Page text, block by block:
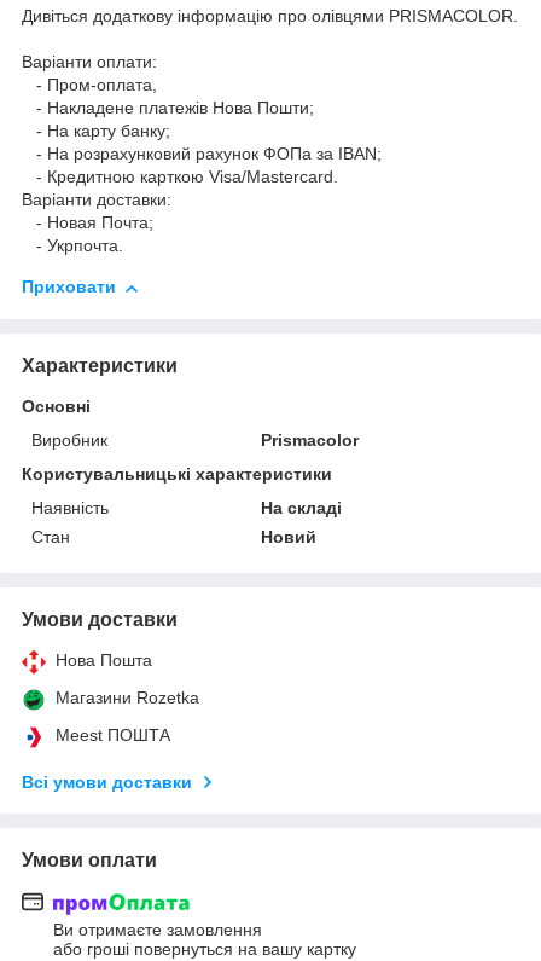
Дивіться додаткову інформацію про олівцями PRISMACOLOR.
Варіанти оплати:
- Пром-оплата,
- Накладене платежів Нова Пошти;
- На карту банку;
- На розрахунковий рахунок ФОПа за IBAN;
- Кредитною карткою Visa/Mastercard.
Варіанти доставки:
- Новая Почта;
- Укрпочта.
Приховати
Характеристики
Основні
Виробник
Prismacolor
Користувальницькі характеристики
Наявність
На складі
Стан
Новий
Умови доставки
Нова Пошта
Магазини Rozetka
Meest ПОШТА
Всі умови доставки
Умови оплати
Ви отримаєте замовлення
або гроші повернуться на вашу картку